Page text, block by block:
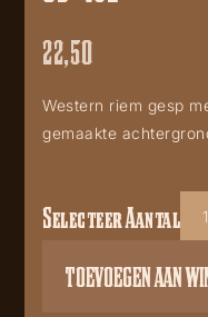
22,50
Western riem gesp
gemaakte
GS-
aantal
Selecteer Aantal
TOEVOEGEN AAN